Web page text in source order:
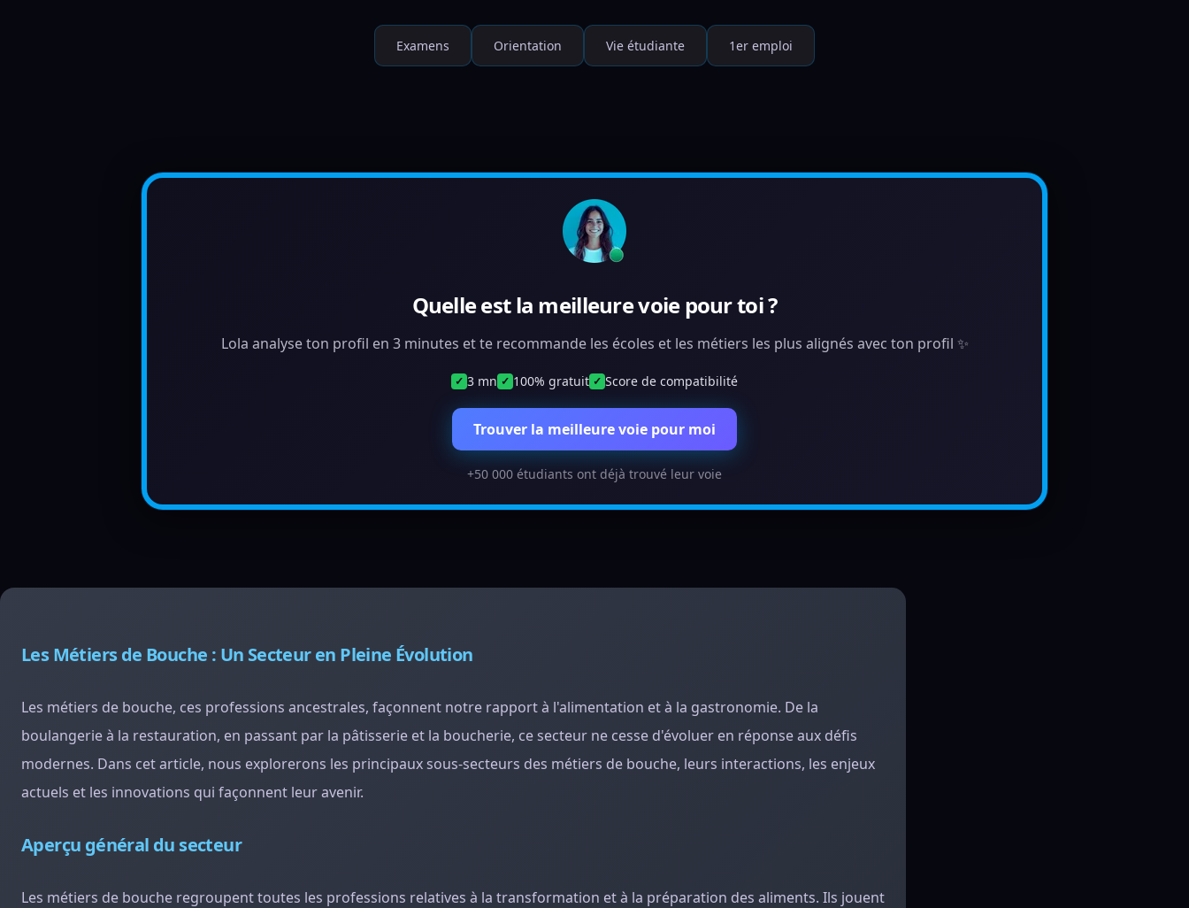
Examens Orientation Vie étudiante 1er emploi
Quelle est la meilleure voie pour toi ?
Lola analyse ton profil en 3 minutes et te recommande les écoles et les métiers les plus alignés avec ton profil ✨
✓ 3 mn ✓ 100% gratuit ✓ Score de compatibilité
Trouver la meilleure voie pour moi
+50 000 étudiants ont déjà trouvé leur voie
Les Métiers de Bouche : Un Secteur en Pleine Évolution
Les métiers de bouche, ces professions ancestrales, façonnent notre rapport à l'alimentation et à la gastronomie. De la
boulangerie à la restauration, en passant par la pâtisserie et la boucherie, ce secteur ne cesse d'évoluer en réponse aux défis
modernes. Dans cet article, nous explorerons les principaux sous-secteurs des métiers de bouche, leurs interactions, les enjeux
actuels et les innovations qui façonnent leur avenir.
Aperçu général du secteur
Les métiers de bouche regroupent toutes les professions relatives à la transformation et à la préparation des aliments. Ils jouent